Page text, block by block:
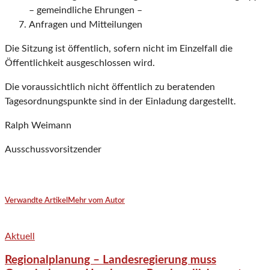
– gemeindliche Ehrungen –
Anfragen und Mitteilungen
Die Sitzung ist öffentlich, sofern nicht im Einzelfall die
Öffentlichkeit ausgeschlossen wird.
Die voraussichtlich nicht öffentlich zu beratenden
Tagesordnungspunkte sind in der Einladung dargestellt.
Ralph Weimann
Ausschussvorsitzender
Verwandte Artikel Mehr vom Autor
Aktuell
Regionalplanung – Landesregierung muss